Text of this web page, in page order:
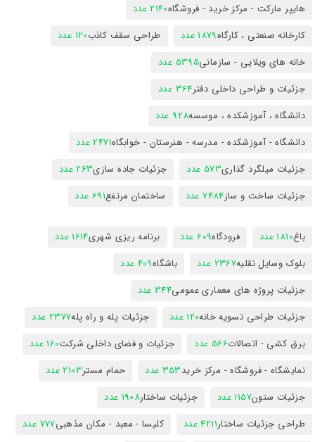
هایپر مارکت - مرکز خرید - فروشگاه2140 عدد
کارخانه صنعتی ، کارگاه1879 عدد طراحی سقف کاذب120 عدد
خانه های ویلایی - سازمانی5395 عدد
جزئیات و طراحی داخلی دفتر364 عدد
دانشگاه ، آموزشکده ، موسسه928 عدد
دانشگاه - آموزشکده - مدرسه - هنرستان - خوابگاه2471 عدد
جزئیات میلگرد گذاری573 عدد جزئیات جاده سازی263 عدد
جزئیات ساخت و ساز7484 عدد ساختمان مرتفع691 عدد
باغ1810 عدد فرودگاه609 عدد برنامه ریزی شهری1614 عدد
بلوک وسایل نقلیه2367 عدد باشگاه409 عدد
جزئیات پروژه های معماری عمومی344 عدد
جزئیات طراحی تسویه خانه120 عدد جزئیات پله و راه پله2377 عدد
برق کشی - اتصالات566 عدد جزئیات و فضای داخلی شرکت160 عدد
نمایشگاه - فروشگاه - مرکز خرید353 عدد حمام مستر2103 عدد
جزئیات ستون1157 عدد جزئیات ساختار1908 عدد
طراحی جزئیات ساختار4211 عدد کلیسا - معبد - مکان مذهبی777 عدد